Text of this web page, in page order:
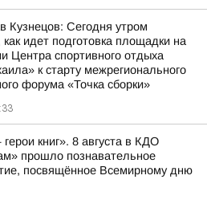
Кузнецов: Сегодня утром
идет подготовка площадки на
Центра спортивного отдыха
к старту межрегионального
форума «Точка сборки»
книг». 8 августа в КДО
прошло познавательное
посвящённое Всемирному дню